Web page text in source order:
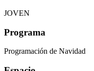
JOVEN
Programa
Programación de Navidad